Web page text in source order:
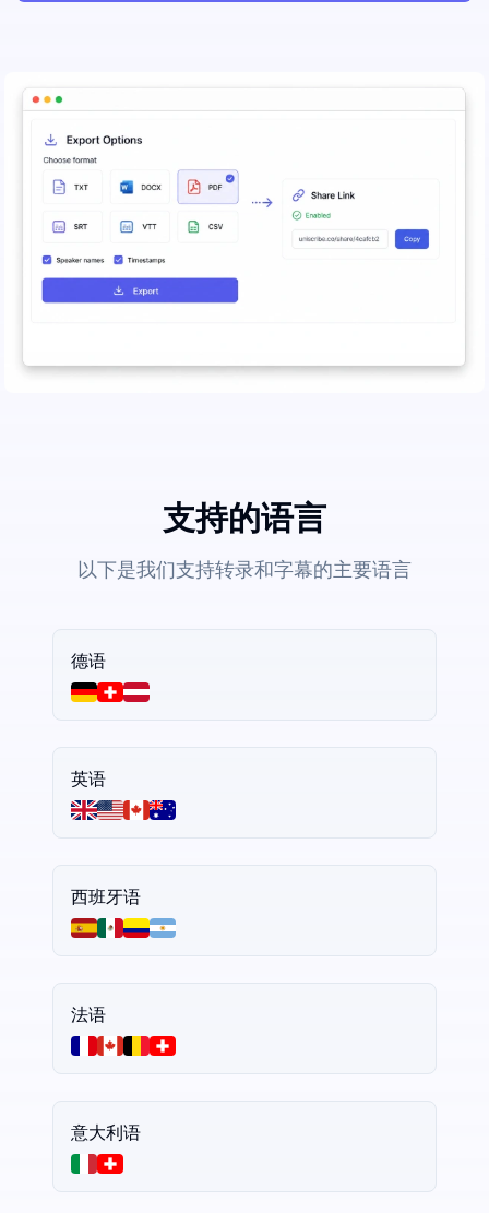
支持的语言
以下是我们支持转录和字幕的主要语言
德语
英语
西班牙语
法语
意大利语